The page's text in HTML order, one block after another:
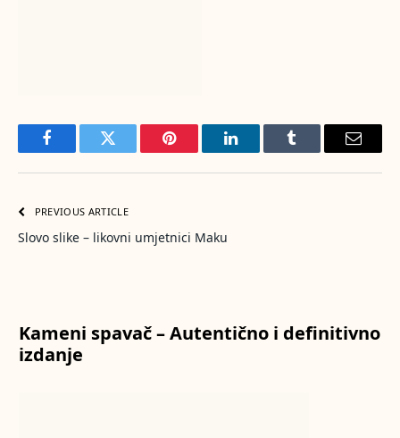
FacebookTwitter Pinterest LinkedInTumblr Email
PREVIOUS ARTICLE
Slovo slike – likovni umjetnici Maku
Kameni spavač – Autentično i definitivno
izdanje